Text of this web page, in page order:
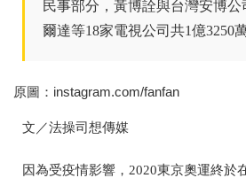
民事部分，黃博詮與台灣安博
爾達等18家電視公司共1億3250萬
原圖：instagram.com/fanfan
文／法操司想傳媒
因為受疫情影響， 2020東京奧運終於